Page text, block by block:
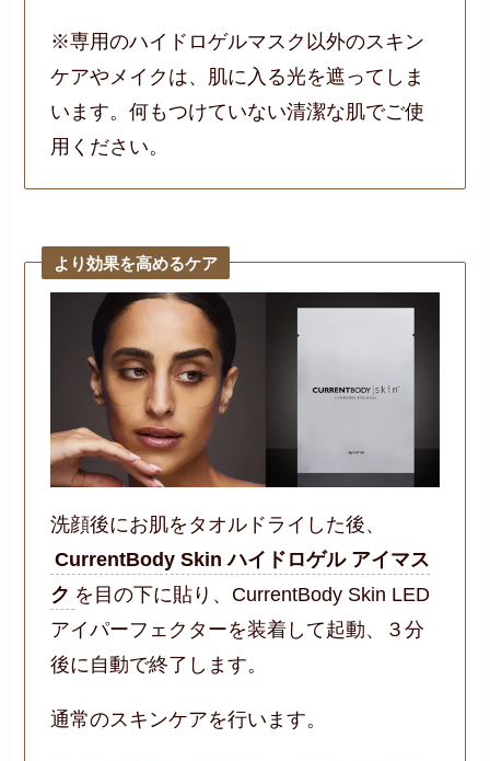
※専用のハイドロゲルマスク以外のスキン
ケアやメイクは、肌に入る光を遮ってしま
います。何もつけていない清潔な肌でご使
用ください。
より効果を高めるケア
洗顔後にお肌をタオルドライした後、
CurrentBody Skin ハイドロゲル アイマス
ク を目の下に貼り、CurrentBody Skin LED
アイパーフェクターを装着して起動、３分
後に自動で終了します。
通常のスキンケアを行います。